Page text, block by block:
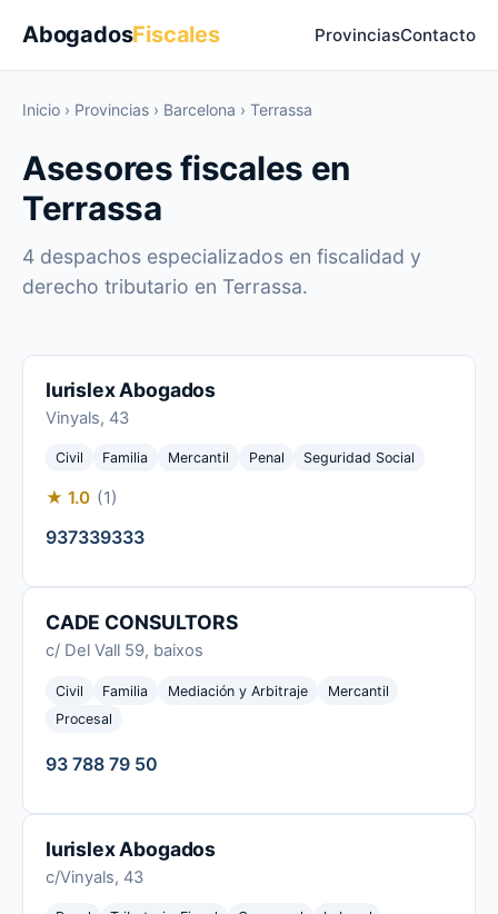
AbogadosFiscales ProvinciasContacto
Inicio › Provincias › Barcelona › Terrassa
Asesores fiscales en
Terrassa
4 despachos especializados en fiscalidad y
derecho tributario en Terrassa.
Iurislex Abogados
Vinyals, 43
Civil Familia Mercantil Penal Seguridad Social
★ 1.0 (1)
937339333
CADE CONSULTORS
c/ Del Vall 59, baixos
Civil Familia Mediación y Arbitraje
Mercantil
Procesal
93 788 79 50
Iurislex Abogados
c/Vinyals, 43